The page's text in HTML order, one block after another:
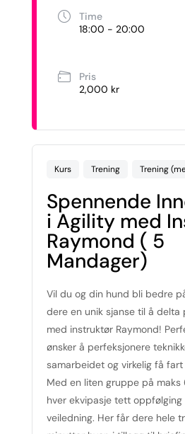
Time
18:00 - 20:00
Pris
2,000 kr
Kurs Trening Trening
Spennende
i Agility med
Raymond ( 5
Mandager)
Vil du og din hund bli bedre
dere en unik sjanse til å delta
med instruktør Raymond!
ønsker å perfeksjonere
samarbeidet og virkelig få
Med en liten gruppe på maks
hver ekvipasje tett oppfølging
veiledning. Her får dere hele